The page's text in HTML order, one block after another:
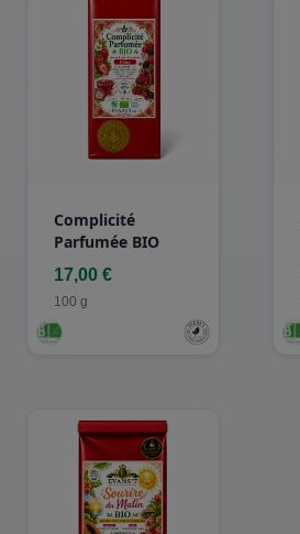
Complicité
Parfumée BIO
17,00 €
100 g